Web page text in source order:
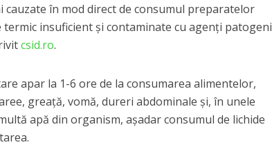
în mod direct de consumul preparatelor
insuficient şi contaminate cu agenţi patogeni
csid.ro.
apar la 1-6 ore de la consumarea alimentelor,
greaţă, vomă, dureri abdominale şi, în unele
apă din organism, aşadar consumul de lichide